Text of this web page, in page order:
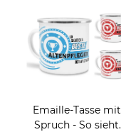
Emaille-Tasse mit
Spruch - So sieht